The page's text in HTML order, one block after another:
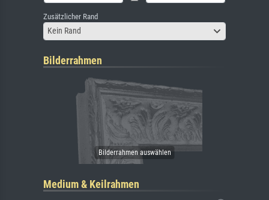
Zusätzlicher Rand
Kein Rand
Bilderrahmen
Medium & Keilrahmen